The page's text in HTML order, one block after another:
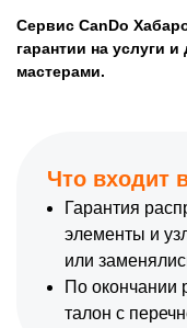
Сервис CanDo
гарантии на услуги
мастерами.
Что входит
Гарантия
элементы и
или
По окончании
талон с